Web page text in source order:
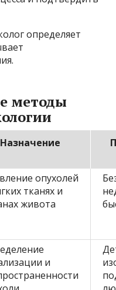
определяет
методы
Назначение
опухолей
тканях и
живота
и